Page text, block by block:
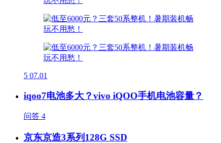
5 07.01
iqoo7电池多大？vivo iQOO手机电池容量？
问答 4
京东京造3系列128G SSD